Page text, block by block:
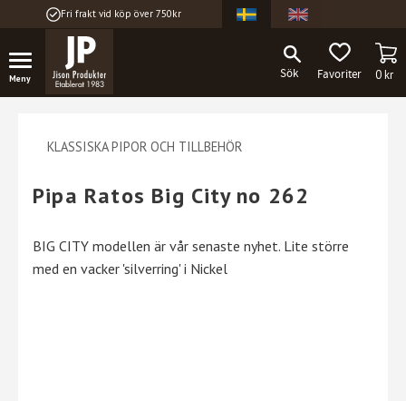
Fri frakt vid köp över 750kr
FAVORITER0kr
KLASSISKA PIPOR OCH TILLBEHÖR
Pipa Ratos Big City no 262
BIG CITY modellen är vår senaste nyhet. Lite större
med en vacker 'silverring' i Nickel